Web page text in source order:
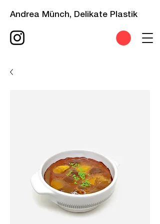
Andrea Münch, Delikate Plastik